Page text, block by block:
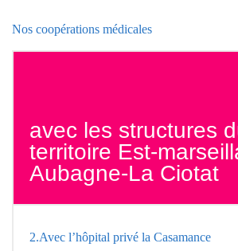
Nos coopérations médicales
avec les structures
territoire Est-
Aubagne-La Ciotat
2.Avec l’hôpital privé la Casamance